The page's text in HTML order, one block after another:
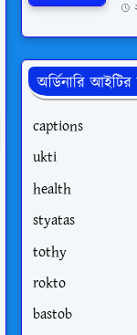
অর্ডিনারি আইটির
captions
ukti
health
styatas
tothy
rokto
bastob